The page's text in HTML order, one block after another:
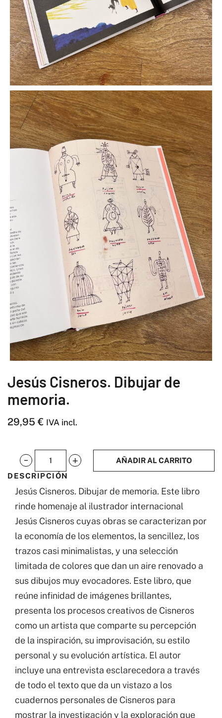
Jesús Cisneros. Dibujar de
memoria.
29,95€ IVA incl.
Jesús
Cisneros.
Dibujar
de
memoria.
cantidad
AÑADIR AL CARRITO
DESCRIPCIÓN
Jesús Cisneros. Dibujar de memoria. Este libro
rinde homenaje al ilustrador internacional
Jesús Cisneros cuyas obras se caracterizan por
la economía de los elementos, la sencillez, los
trazos casi minimalistas, y una selección
limitada de colores que dan un aire renovado a
sus dibujos muy evocadores. Este libro, que
reúne infinidad de imágenes brillantes,
presenta los procesos creativos de Cisneros
como un artista que comparte su percepción
de la inspiración, su improvisación, su estilo
personal y su evolución artística. El autor
incluye una entrevista esclarecedora a través
de todo el texto que da un vistazo a los
cuadernos personales de Cisneros para
mostrar la investigación y la exploración que